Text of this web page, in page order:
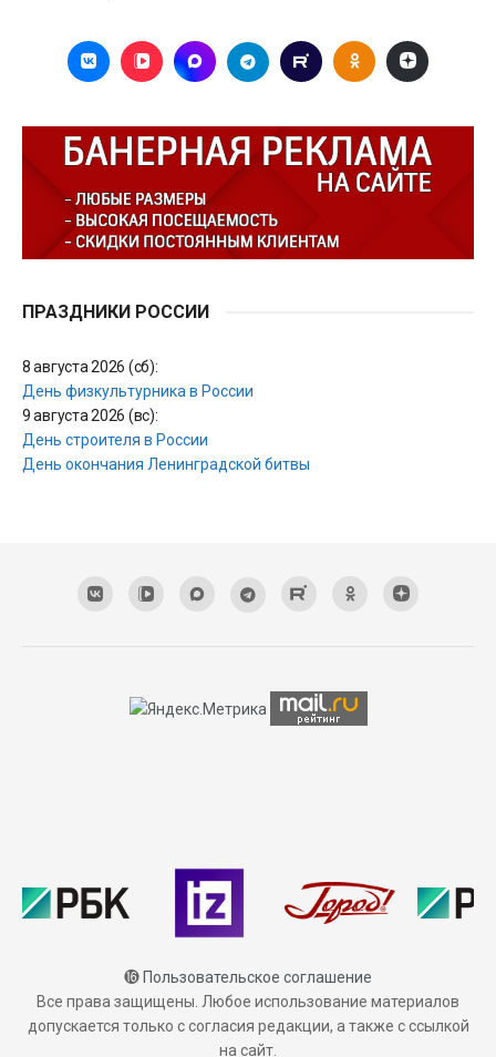
ПРАЗДНИКИ РОССИИ
8 августа 2026 (сб):
День физкультурника в России
9 августа 2026 (вс):
День строителя в России
День окончания Ленинградской битвы
⓰ Пользовательское соглашение
Все права защищены. Любое использование материалов
допускается только с согласия редакции, а также с ссылкой
на сайт.